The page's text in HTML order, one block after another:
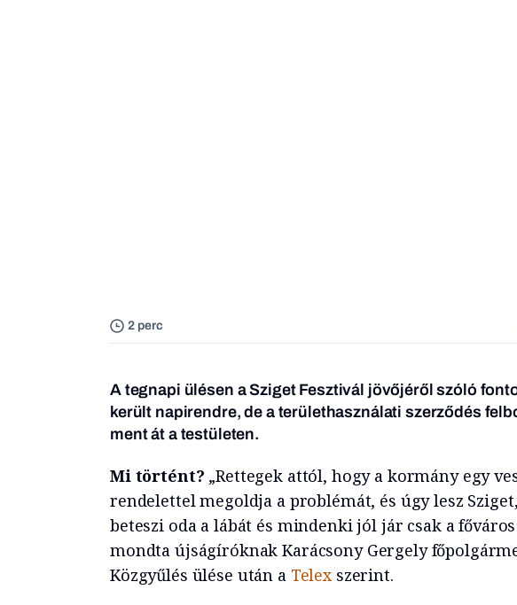
2 perc
A tegnapi ülésen a Sziget Fesztivál jövőjéről szóló
került napirendre, de a területhasználati szerződés
ment át a testületen.
Mi történt? „Rettegek attól, hogy a kormány egy
rendelettel megoldja a problémát, és úgy lesz
beteszi oda a lábát és mindenki jól jár csak a
mondta újságíróknak Karácsony Gergely
Közgyűlés ülése után a Telex szerint.